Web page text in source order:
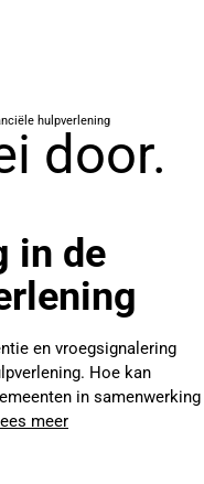
door.
hulpverlening
in de
en vroegsignalering
Hoe kan
in samenwerking
meer